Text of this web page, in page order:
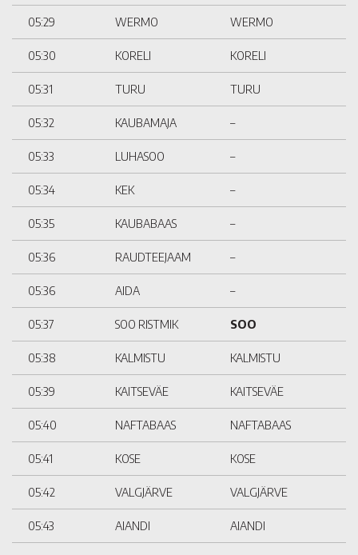
05:29 WERMO WERMO
05:30 KORELI KORELI
05:31 TURU TURU
05:32 KAUBAMAJA –
05:33 LUHASOO –
05:34 KEK –
05:35 KAUBABAAS –
05:36 RAUDTEEJAAM –
05:36 AIDA –
05:37 SOO RISTMIK SOO
05:38 KALMISTU KALMISTU
05:39 KAITSEVÄE KAITSEVÄE
05:40 NAFTABAAS NAFTABAAS
05:41 KOSE KOSE
05:42 VALGJÄRVE VALGJÄRVE
05:43 AIANDI AIANDI